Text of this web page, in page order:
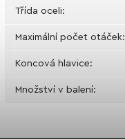
Třída oceli:
Maximální počet otáček:
Koncová hlavice:
Množství v balení: